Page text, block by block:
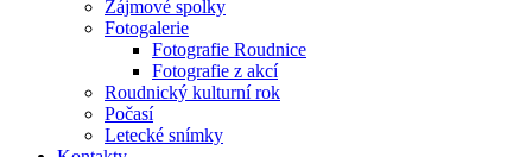
Zájmové spolky
Fotogalerie
Fotografie Roudnice
Fotografie z akcí
Roudnický kulturní rok
Počasí
Letecké snímky